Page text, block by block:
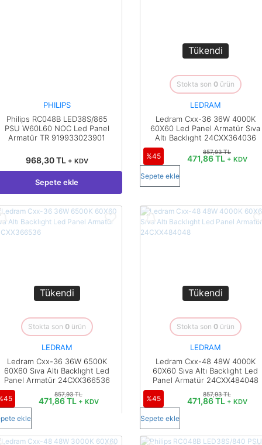
PHILIPS
Philips RC048B LED38S/865
PSU W60L60 NOC Led Panel
Armatür TR 919933023901
968,30 TL + KDV
Sepete ekle
Tükendi
Stokta son 0ürün
LEDRAM
Ledram Cxx-36 36W 4000K
60X60 Led Panel Armatür Sıva
Altı Backlıght 24CXX364036
%45 857,93 TL
471,86 TL + KDV
Sepete ekle
Tükendi
Stokta son 0ürün
LEDRAM
Ledram Cxx-36 36W 6500K
60X60 Sıva Altı Backlıght Led
Panel Armatür 24CXX366536
857,93 TL
471,86 TL + KDV
ekle
Tükendi
Stokta son 0ürün
LEDRAM
Ledram Cxx-48 48W 4000K
60X60 Sıva Altı Backlıght Led
Panel Armatür 24CXX484048
%45 857,93 TL
471,86 TL + KDV
Sepete ekle
Reaktörler
Aşırı Akım ve
Sekonder Koruma
Güç Kaynakları
Parafudrlar
Ölçü Aletleri
Analizörleri
Frekans
Motor Yönetim
Fiber Optik
Kablolar
NYRY Kablolar